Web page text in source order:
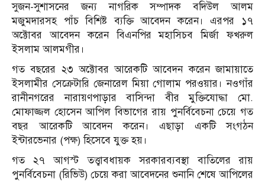
সুজন-সুশাসনের জন্য নাগরিক সম্পাদক বদিউল আলম
মজুমদারসহ পাঁচ বিশিষ্ট ব্যক্তি আবেদন করেন। এরপর ১৭
অক্টোবর আবেদন করেন বিএনপির মহাসিচব মির্জা ফখরুল
ইসলাম আলমগীর।
গত বছরের ২৩ অক্টোবর আরেকটি আবেদন করেন জামায়াতে
ইসলামীর সেক্রেটারি জেনারেল মিয়া গোলাম পরওয়ার। নওগাঁর
রানীনগরের নারায়ণপাড়ার বাসিন্দা বীর মুক্তিযোদ্ধা মো.
মোফাজ্জল হোসেন আপিল বিভাগের রায় পুনর্বিবেচনা চেয়ে গত
বছর আরেকটি আবেদন করেন। এছাড়া একটি সংগঠন
ইন্টারভেনার (পক্ষ) হিসেবে যুক্ত হয়।
গত ২৭ আগস্ট তত্ত্বাবধায়ক সরকারব্যবস্থা বাতিলের রায়
পুনর্বিবেচনা (রিভিউ) চেয়ে করা আবেদনের শুনানি শেষে আপিলের